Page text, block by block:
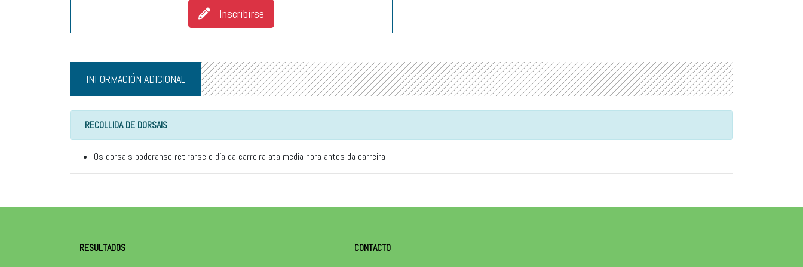
Inscribirse
INFORMACIÓN ADICIONAL
RECOLLIDA DE DORSAIS
Os dorsais poderanse retirarse o día da carreira ata media hora antes da carreira
RESULTADOS CONTACTO